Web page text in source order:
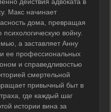
Макс начинает
дома, превращая
войну.
а заставляет Анну
ее профессиональных
и справедливостью
смертельной
привычный быт в
где каждый шаг
истории вина за